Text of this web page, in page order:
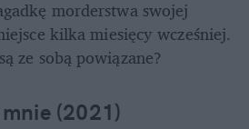
morderstwa swojej
kilka miesięcy wcześniej.
ze sobą powiązane?
(2021)